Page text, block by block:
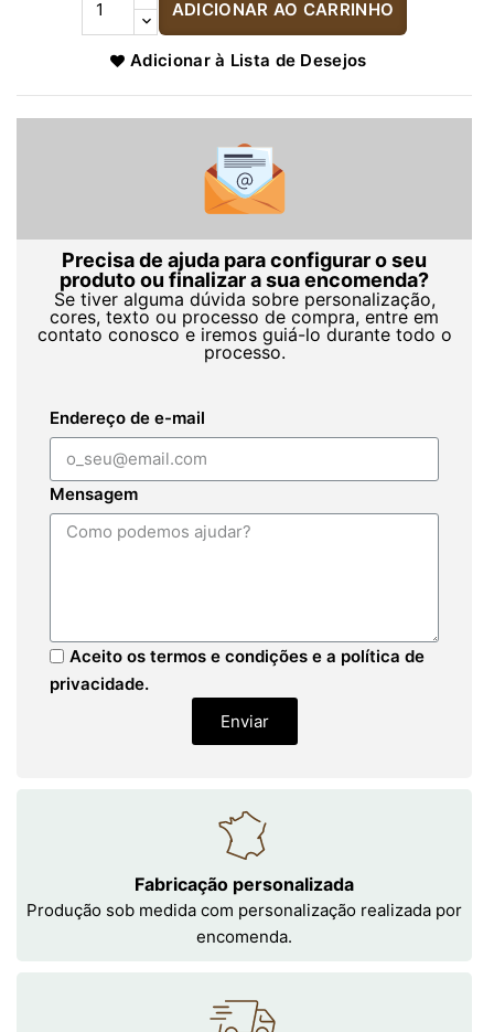
ADICIONAR AO CARRINHO
Adicionar à Lista de Desejos
Precisa de ajuda para configurar o seu
produto ou finalizar a sua encomenda?
Se tiver alguma dúvida sobre personalização,
cores, texto ou processo de compra, entre em
contato conosco e iremos guiá-lo durante todo o
processo.
Endereço de e-mail
Mensagem
Aceito os termos e condições e a política de
privacidade.
Enviar
Fabricação personalizada
Produção sob medida com personalização realizada por
encomenda.